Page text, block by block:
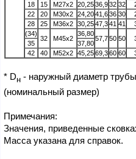
18
15 M27x2 20,25 36,9 32 32
22
20 M30x2 24,20 41,6 36 30
28
25 M36x2 30,25 47,3 41 41
(34)
32 M45x2
36,80
57,7 50 50
35
37,80
42
40 M52x2 45,25 69,3 60 60
* Dн - наружный диаметр
(номинальный размер)
Примечания:
Значения, приведенные
Масса указана для справок.